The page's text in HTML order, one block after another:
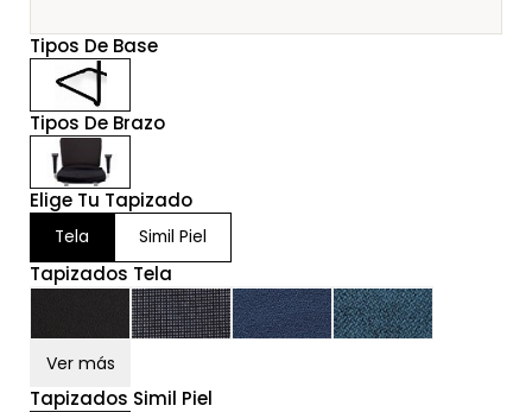
Tipos De Base
Tipos De Brazo
Elige Tu Tapizado
Tela Simil Piel
Tapizados Tela
Ver más
Tapizados Simil Piel